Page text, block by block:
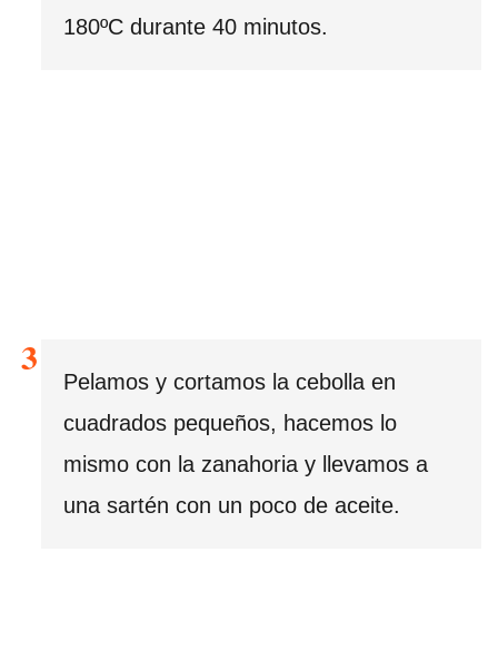
180ºC durante 40 minutos.
Pelamos y cortamos la cebolla en
cuadrados pequeños, hacemos lo
mismo con la zanahoria y llevamos a
una sartén con un poco de aceite.